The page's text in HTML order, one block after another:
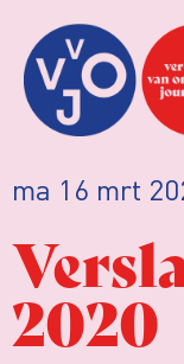
ma 16 mrt
2020